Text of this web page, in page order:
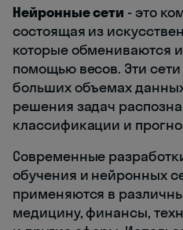
Нейронные сети - это
состоящая из
которые обмениваются
помощью весов. Эти
больших объемах
решения задач
классификации и
Современные
обучения и нейронных
применяются в
медицину, финансы,